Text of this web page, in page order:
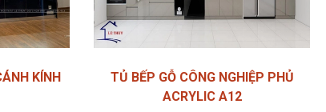
KÍNH
TỦ BẾP GỖ CÔNG NGHIỆP PHỦ
ACRYLIC A12